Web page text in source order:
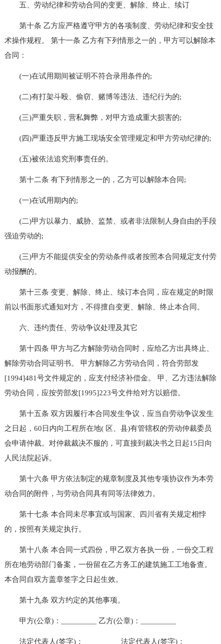
五、劳动纪律和劳动合同的变更、解除、终止、续订
第十条 乙方应严格遵守甲方的各项制度、劳动纪律和安全技
术操作规程。 第十一条 乙方有下列情形之一的，甲方可以解除本
合同：
(一)在试用期间被证明不符合录用条件的;
(二)有打架斗殴、偷窃、赌博等违法、违纪行为的;
(三)严重失职，营私舞弊，对甲方造成重大损害的;
(四)严重违反甲方施工现场安全管理规定和甲方劳动纪律的;
(五)被依法追究刑事责任的。
第十二条 有下列情形之一的，乙方可以解除本合同;
(一)在试用期内的;
(二)甲方以暴力、威胁、监禁、或者非法限制人身自由的手段
强迫劳动的;
(三)甲方不能提供安全的劳动条件或者按照本合同规定支付劳
动报酬的。
第十三条 变更、解除、终止、续订本合同，应在规定的时限
前以书面形式通知对方，不得擅自变更、解除、终止本合同。
六、违约责任、劳动争议处理及其它
第十四条 甲方与乙方解除劳动合同时，应给乙方出具终止、
解除劳动合同证明书。 甲方解除乙方劳动合同，符合劳部发
[1994]481号文件规定的，应支付经济补偿金。 甲、乙方违法解除
劳动合同，应按劳部发[1995]223号文件给对方以赔偿。
第十五条 双方因履行本合同发生争议，应当自劳动争议发生
之日起，60日内向工程所在地( 区、县)有管辖权的劳动仲裁委员
会申请仲裁。对仲裁裁决不服的，可直接到裁决书之日起15日向
人民法院起诉。
第十六条 甲方依法制定的规章制度及其他专项协议作为本劳
动合同的附件，与劳动合同具有同等法律效力。
第十七条 本合同未尽事宜或与国家、四川省有关规定相悖
的，按照有关规定执行。
第十八条 本合同一式四份，甲乙双方各执一份，一份交工程
所在地劳动部门备案，一份留在乙方务工的建筑施工工地备查。
本合同自双方盖章签字之日起生效。
第十九条 双方约定的其他事项。
甲方(公章)：_________ 乙方(公章)：_________
法定代表人(签字)：_________ 法定代表人(签字)：